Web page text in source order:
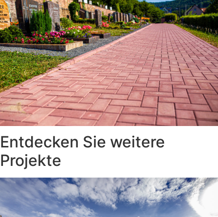
Entdecken Sie weitere
Projekte